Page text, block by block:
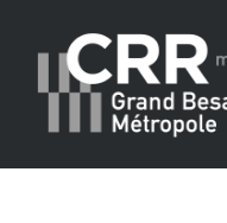
Conservatoire